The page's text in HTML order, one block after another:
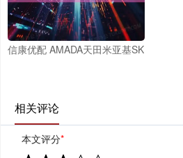
信康优配 AMADA天田米亚基SK
相关评论
本文评分*